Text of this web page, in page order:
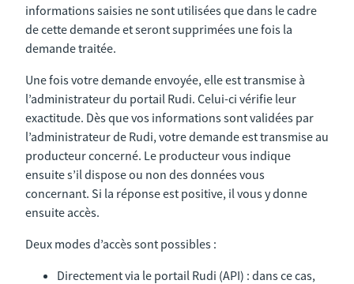
informations saisies ne sont utilisées que dans le cadre
de cette demande et seront supprimées une fois la
demande traitée.
Une fois votre demande envoyée, elle est transmise à
l’administrateur du portail Rudi. Celui-ci vérifie leur
exactitude. Dès que vos informations sont validées par
l’administrateur de Rudi, votre demande est transmise au
producteur concerné. Le producteur vous indique
ensuite s’il dispose ou non des données vous
concernant. Si la réponse est positive, il vous y donne
ensuite accès.
Deux modes d’accès sont possibles :
Directement via le portail Rudi (API) : dans ce cas,